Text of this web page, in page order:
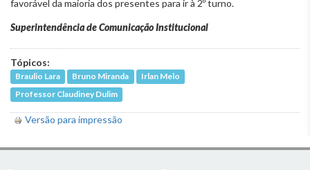
favorável da maioria dos presentes para ir à 2º turno.
Superintendência de Comunicação Institucional
Tópicos:
Braulio Lara Bruno Miranda
Irlan Melo
Professor Claudiney Dulim
Versão para impressão